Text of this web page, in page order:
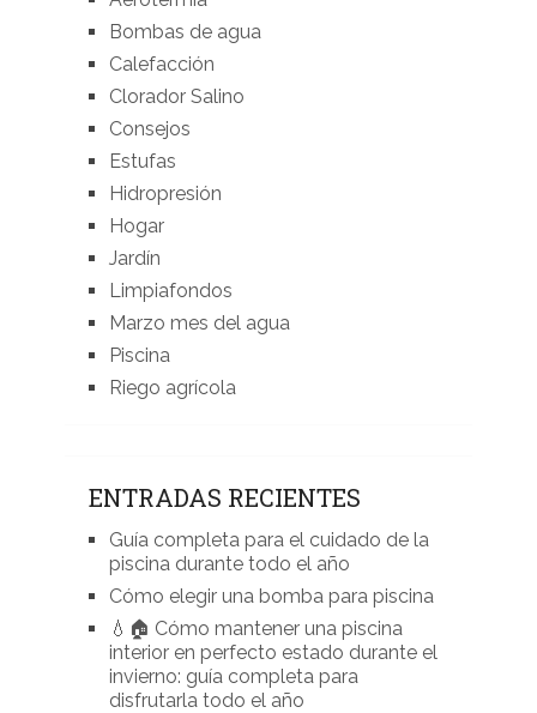
Bombas de agua
Calefacción
Clorador Salino
Consejos
Estufas
Hidropresión
Hogar
Jardín
Limpiafondos
Marzo mes del agua
Piscina
Riego agrícola
ENTRADAS RECIENTES
Guía completa para el cuidado de la
piscina durante todo el año
Cómo elegir una bomba para piscina
💧🏠 Cómo mantener una piscina
interior en perfecto estado durante el
invierno: guía completa para
disfrutarla todo el año